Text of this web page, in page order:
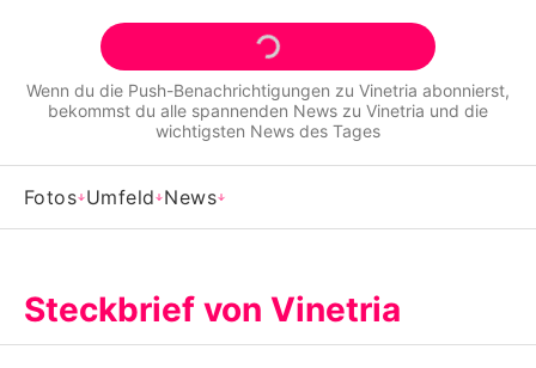
Jobs
App runterladen
Team
Impressum
Nutzungsbedingungen
Wenn du die Push-Benachrichtigungen zu Vinetria abonnierst,
bekommst du alle spannenden News zu Vinetria und die
wichtigsten News des Tages
Fotos Umfeld News
Steckbrief von Vinetria